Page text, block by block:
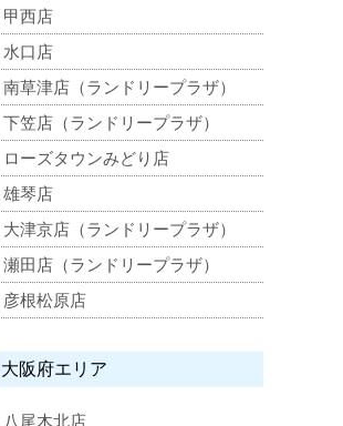
甲西店
水口店
南草津店（ランドリープラザ）
下笠店（ランドリープラザ）
ローズタウンみどり店
雄琴店
大津京店（ランドリープラザ）
瀬田店（ランドリープラザ）
彦根松原店
大阪府エリア
八尾木北店